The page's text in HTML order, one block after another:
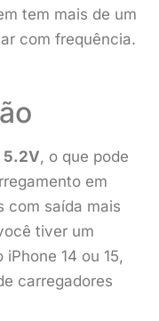
tem mais de um
com frequência.
5.2V, o que pode
em
com saída mais
tiver um
14 ou 15,
carregadores